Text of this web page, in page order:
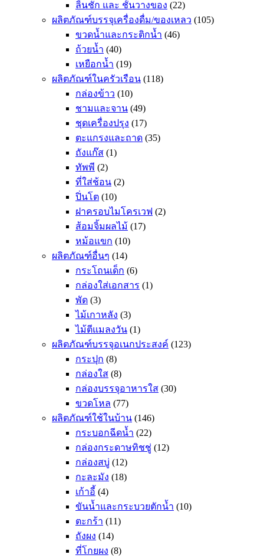
ลิ้นชัก และ ชั้นวางของ (22)
ผลิตภัณฑ์บรรจุเครื่องดื่ม/ของเหลว (105)
ขวดน้ำและกระติกน้ำ (46)
ถ้วยน้ำ (40)
เหยือกน้ำ (19)
ผลิตภัณฑ์ในครัวเรือน (118)
กล่องข้าว (10)
ชามและจาน (49)
ชุดเครื่องปรุง (17)
ตะแกรงและถาด (35)
ถังแก๊ส (1)
ทัพพี (2)
ที่ใส่ช้อน (2)
ปิ่นโต (10)
ฝาครอบไมโครเวฟ (2)
ส้อมจิ้มผลไม้ (17)
หม้อแขก (10)
ผลิตภัณฑ์อื่นๆ (14)
กระโถนเด็ก (6)
กล่องใส่เอกสาร (1)
พัด (3)
ไม้เกาหลัง (3)
ไม้ตีแมลงวัน (1)
ผลิตภัณฑ์บรรจุอเนกประสงค์ (123)
กระปุก (8)
กล่องใส (8)
กล่องบรรจุอาหารใส (30)
ขวดโหล (77)
ผลิตภัณฑ์ใช้ในบ้าน (146)
กระบอกฉีดน้ำ (22)
กล่องกระดาษทิชชู่ (12)
กล่องสบู่ (12)
กะละมัง (18)
เก้าอี้ (4)
ขันน้ำและกระบวยตักน้ำ (10)
ตะกร้า (11)
ถังผง (14)
ที่โกยผง (8)